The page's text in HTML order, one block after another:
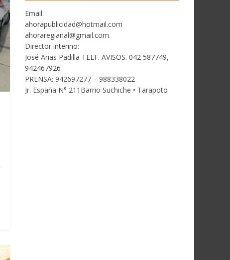
Email:
ahorapublicidad@hotmail.com
ahoraregianal@gmail.com
Director interino:
José Arias Padilla TELF. AVISOS. 042 587749,
942467926
PRENSA: 942697277 – 988338022
Jr. España N° 211Barrio Suchiche • Tarapoto